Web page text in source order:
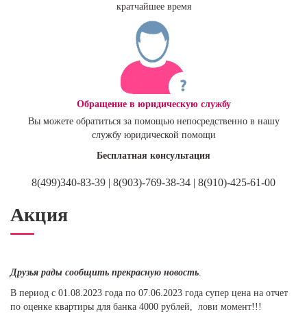
кратчайшее время
Обращение в юридическую службу
Вы можете обратиться за помощью непосредственно в нашу
службу юридической помощи
Бесплатная консультация
8(499)340-83-39 | 8(903)-769-38-34 | 8(910)-425-61-00
Акция
Друзья рады сообщить прекрасную новость
В период с 01.08.2023 года по 07.06.2023 года супер цена на отчет
по оценке квартиры для банка 4000 рублей, лови момент!!!